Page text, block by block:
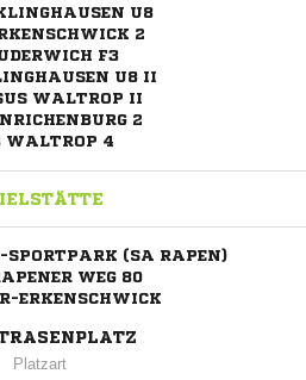
U8
2
F3
U8 II
WALTROP II
2
WALTROP 4
(SA RAPEN)
WEG 80
ERKENSCHWICK
Platzart